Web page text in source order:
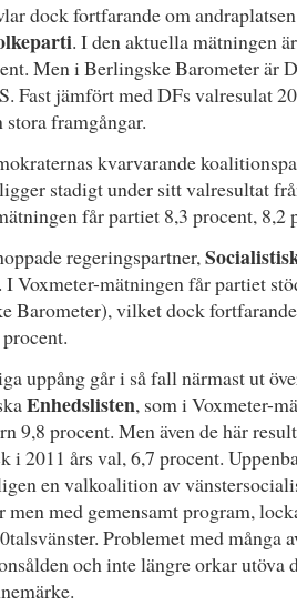
dock fortfarande om
. I den aktuella mätningen
Men i Berlingske Barometer är
Fast jämfört med DFs valresulat
stora framgångar.
kvarvarande
stadigt under sitt valresultat
får partiet 8,3 procent, 8,2
regeringspartner,
I Voxmeter-mätningen får partiet
Barometer), vilket dock
uppång går i så fall närmast ut
Enhedslisten, som i Voxmeter-
9,8 procent. Men även de här
i 2011 års val, 6,7 procent.
en valkoalition av
men med gemensamt program,
Problemet med många
och inte längre orkar